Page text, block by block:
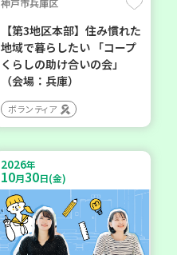
神戸市兵庫区
【第3地区本部】住み慣れた
地域で暮らしたい 「コープ
くらしの助け合いの会」
（会場：兵庫）
ボランティア
2026年
10月30日(金)